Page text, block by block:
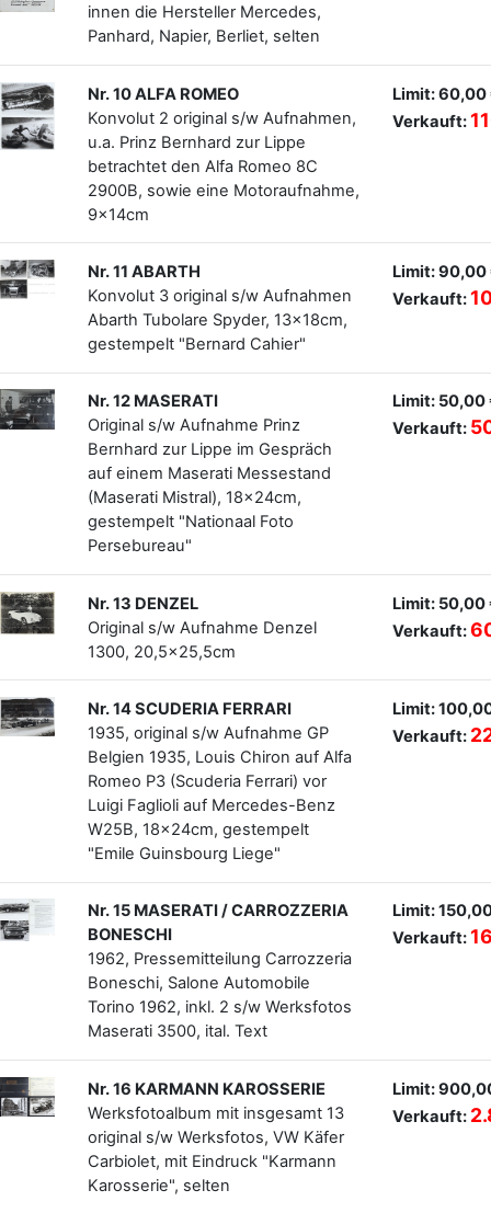
innen die Hersteller Mercedes,
Panhard, Napier, Berliet, selten
Nr. 10 ALFA ROMEO
Konvolut 2 original s/w Aufnahmen,
u.a. Prinz Bernhard zur Lippe
betrachtet den Alfa Romeo 8C
2900B, sowie eine Motoraufnahme,
9x14cm
Limit: 60,00
Verkauft:
Nr. 11 ABARTH
Konvolut 3 original s/w Aufnahmen
Abarth Tubolare Spyder, 13x18cm,
gestempelt "Bernard Cahier"
Limit: 90,00
Verkauft:
Nr. 12 MASERATI
Original s/w Aufnahme Prinz
Bernhard zur Lippe im Gespräch
auf einem Maserati Messestand
(Maserati Mistral), 18x24cm,
gestempelt "Nationaal Foto
Persebureau"
Limit: 50,00
Verkauft:
Nr. 13 DENZEL
Original s/w Aufnahme Denzel
1300, 20,5x25,5cm
Limit: 50,00
Verkauft:
Nr. 14 SCUDERIA FERRARI
1935, original s/w Aufnahme GP
Belgien 1935, Louis Chiron auf Alfa
Romeo P3 (Scuderia Ferrari) vor
Luigi Faglioli auf Mercedes-Benz
W25B, 18x24cm, gestempelt
"Emile Guinsbourg Liege"
Limit:
Verkauft:
Nr. 15 MASERATI / CARROZZERIA
BONESCHI
1962, Pressemitteilung Carrozzeria
Boneschi, Salone Automobile
Torino 1962, inkl. 2 s/w Werksfotos
Maserati 3500, ital. Text
Limit:
Verkauft:
Nr. 16 KARMANN KAROSSERIE
Werksfotoalbum mit insgesamt 13
original s/w Werksfotos, VW Käfer
Carbiolet, mit Eindruck "Karmann
Karosserie", selten
Limit:
Verkauft: